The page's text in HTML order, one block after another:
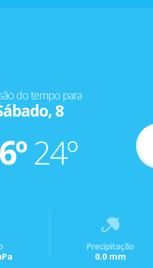
do tempo para
8
24º
Precipitação
0.0 mm